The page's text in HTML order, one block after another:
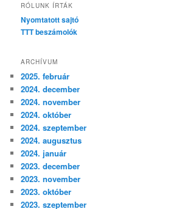
RÓLUNK ÍRTÁK
Nyomtatott sajtó
TTT beszámolók
ARCHÍVUM
2025. február
2024. december
2024. november
2024. október
2024. szeptember
2024. augusztus
2024. január
2023. december
2023. november
2023. október
2023. szeptember